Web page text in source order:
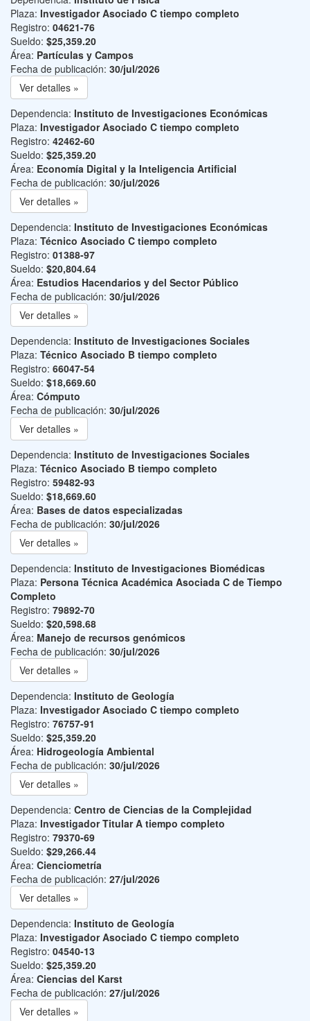
Plaza: Investigador Asociado C tiempo completo
Registro: 04621-76
Sueldo: $25,359.20
Área: Partículas y Campos
Fecha de publicación: 30/jul/2026
Ver detalles »
Dependencia: Instituto de Investigaciones Económicas
Plaza: Investigador Asociado C tiempo completo
Registro: 42462-60
Sueldo: $25,359.20
Área: Economía Digital y la Inteligencia Artificial
Fecha de publicación: 30/jul/2026
Ver detalles »
Dependencia: Instituto de Investigaciones Económicas
Plaza: Técnico Asociado C tiempo completo
Registro: 01388-97
Sueldo: $20,804.64
Área: Estudios Hacendarios y del Sector Público
Fecha de publicación: 30/jul/2026
Ver detalles »
Dependencia: Instituto de Investigaciones Sociales
Plaza: Técnico Asociado B tiempo completo
Registro: 66047-54
Sueldo: $18,669.60
Área: Cómputo
Fecha de publicación: 30/jul/2026
Ver detalles »
Dependencia: Instituto de Investigaciones Sociales
Plaza: Técnico Asociado B tiempo completo
Registro: 59482-93
Sueldo: $18,669.60
Área: Bases de datos especializadas
Fecha de publicación: 30/jul/2026
Ver detalles »
Dependencia: Instituto de Investigaciones Biomédicas
Plaza: Persona Técnica Académica Asociada C de Tiempo
Completo
Registro: 79892-70
Sueldo: $20,598.68
Área: Manejo de recursos genómicos
Fecha de publicación: 30/jul/2026
Ver detalles »
Dependencia: Instituto de Geología
Plaza: Investigador Asociado C tiempo completo
Registro: 76757-91
Sueldo: $25,359.20
Área: Hidrogeología Ambiental
Fecha de publicación: 30/jul/2026
Ver detalles »
Dependencia: Centro de Ciencias de la Complejidad
Plaza: Investigador Titular A tiempo completo
Registro: 79370-69
Sueldo: $29,266.44
Área: Cienciometría
Fecha de publicación: 27/jul/2026
Ver detalles »
Dependencia: Instituto de Geología
Plaza: Investigador Asociado C tiempo completo
Registro: 04540-13
Sueldo: $25,359.20
Área: Ciencias del Karst
Fecha de publicación: 27/jul/2026
Ver detalles »